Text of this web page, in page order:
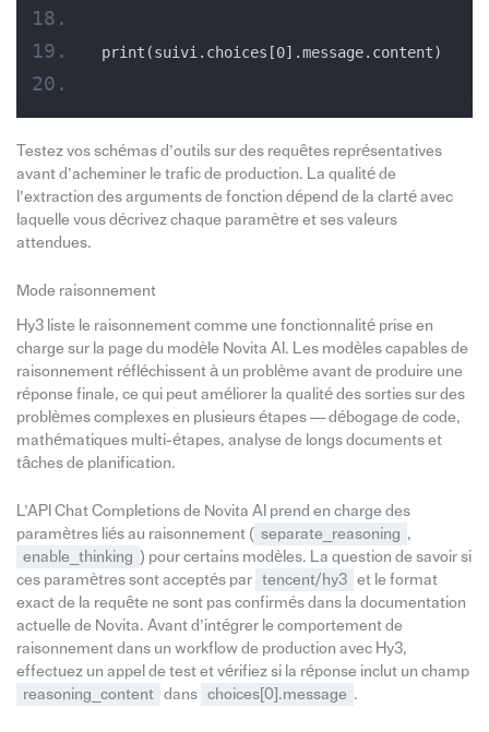
print(suivi.choices[0].message.content)
Testez vos schémas d’outils sur des requêtes représentatives
avant d’acheminer le trafic de production. La qualité de
l’extraction des arguments de fonction dépend de la clarté avec
laquelle vous décrivez chaque paramètre et ses valeurs
attendues.
Mode raisonnement
Hy3 liste le raisonnement comme une fonctionnalité prise en
charge sur la page du modèle Novita AI. Les modèles capables de
raisonnement réfléchissent à un problème avant de produire une
réponse finale, ce qui peut améliorer la qualité des sorties sur des
problèmes complexes en plusieurs étapes — débogage de code,
mathématiques multi-étapes, analyse de longs documents et
tâches de planification.
L’API Chat Completions de Novita AI prend en charge des
paramètres liés au raisonnement ( separate_reasoning ,
enable_thinking ) pour certains modèles. La question de savoir si
ces paramètres sont acceptés par tencent/hy3
et le format
exact de la requête ne sont pas confirmés dans la documentation
actuelle de Novita. Avant d’intégrer le comportement de
raisonnement dans un workflow de production avec Hy3,
effectuez un appel de test et vérifiez si la réponse inclut un champ
reasoning_content
dans choices[0].message .